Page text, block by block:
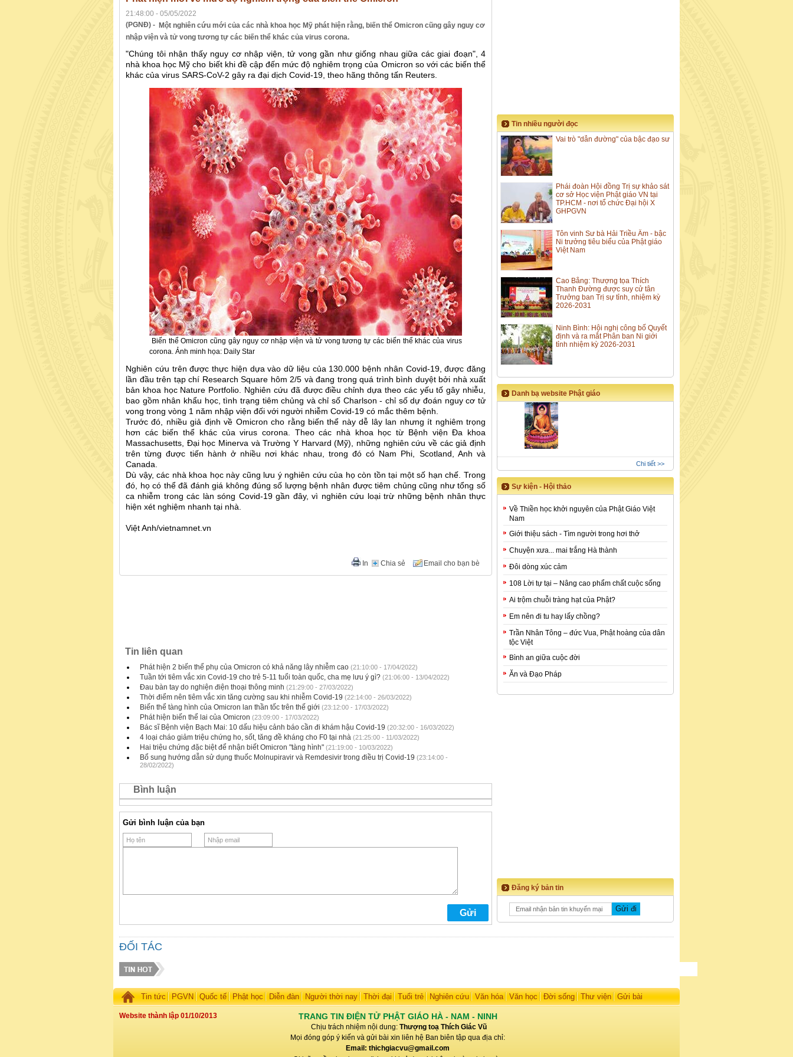
21:48:00 - 05/05/2022
(PGNĐ) - Một nghiên cứu mới của các nhà khoa học Mỹ phát hiện rằng, biến thể Omicron cũng gây nguy cơ
nhập viện và tử vong tương tự các biến thể khác của virus corona.
"Chúng tôi nhận thấy nguy cơ nhập viện, tử vong gần như giống nhau giữa các giai đoạn", 4
nhà khoa học Mỹ cho biết khi đề cập đến mức độ nghiêm trọng của Omicron so với các biến thể
khác của virus SARS-CoV-2 gây ra đại dịch Covid-19, theo hãng thông tấn Reuters.
Biến thể Omicron cũng gây nguy cơ nhập viện và tử vong tương tự các biến thể khác của virus
corona. Ảnh minh họa: Daily Star
Nghiên cứu trên được thực hiện dựa vào dữ liệu của 130.000 bệnh nhân Covid-19, được đăng
lần đầu trên tạp chí Research Square hôm 2/5 và đang trong quá trình bình duyệt bởi nhà xuất
bản khoa học Nature Portfolio. Nghiên cứu đã được điều chỉnh dựa theo các yếu tố gây nhiễu,
bao gồm nhân khẩu học, tình trạng tiêm chủng và chỉ số Charlson - chỉ số dự đoán nguy cơ tử
vong trong vòng 1 năm nhập viện đối với người nhiễm Covid-19 có mắc thêm bệnh.
Trước đó, nhiều giả định về Omicron cho rằng biến thể này dễ lây lan nhưng ít nghiêm trọng
hơn các biến thể khác của virus corona. Theo các nhà khoa học từ Bệnh viện Đa khoa
Massachusetts, Đại học Minerva và Trường Y Harvard (Mỹ), những nghiên cứu về các giả định
trên từng được tiến hành ở nhiều nơi khác nhau, trong đó có Nam Phi, Scotland, Anh và
Canada.
Dù vậy, các nhà khoa học này cũng lưu ý nghiên cứu của họ còn tồn tại một số hạn chế. Trong
đó, họ có thể đã đánh giá không đúng số lượng bệnh nhân được tiêm chủng cũng như tổng số
ca nhiễm trong các làn sóng Covid-19 gần đây, vì nghiên cứu loại trừ những bệnh nhân thực
hiện xét nghiệm nhanh tại nhà.
Việt Anh/vietnamnet.vn
Chia sẻ
In Email cho bạn bè
Tin liên quan
Phát hiện 2 biến thể phụ của Omicron có khả năng lây nhiễm cao (21:10:00 - 17/04/2022)
Tuần tới tiêm vắc xin Covid-19 cho trẻ 5-11 tuổi toàn quốc, cha mẹ lưu ý gì? (21:06:00 - 13/04/2022)
Đau bàn tay do nghiện điện thoại thông minh (21:29:00 - 27/03/2022)
Thời điểm nên tiêm vắc xin tăng cường sau khi nhiễm Covid-19 (22:14:00 - 26/03/2022)
Biến thể tàng hình của Omicron lan thần tốc trên thế giới (23:12:00 - 17/03/2022)
Phát hiện biến thể lai của Omicron (23:09:00 - 17/03/2022)
Bác sĩ Bệnh viện Bạch Mai: 10 dấu hiệu cảnh báo cần đi khám hậu Covid-19 (20:32:00 - 16/03/2022)
4 loại cháo giảm triệu chứng ho, sốt, tăng đề kháng cho F0 tại nhà (21:25:00 - 11/03/2022)
Hai triệu chứng đặc biệt để nhận biết Omicron "tàng hình" (21:19:00 - 10/03/2022)
Bổ sung hướng dẫn sử dụng thuốc Molnupiravir và Remdesivir trong điều trị Covid-19 (23:14:00 -
28/02/2022)
Bình luận
Gửi bình luận của bạn
Tin nhiều người đọc
Vai trò "dẫn đường" của bậc đạo sư
Phái đoàn Hội đồng Trị sự khảo sát
cơ sở Học viện Phật giáo VN tại
TP.HCM - nơi tổ chức Đại hội X
GHPGVN
Tôn vinh Sư bà Hải Triều Âm - bậc
Ni trưởng tiêu biểu của Phật giáo
Việt Nam
Cao Bằng: Thượng tọa Thích
Thanh Đường được suy cử tân
Trưởng ban Trị sự tỉnh, nhiệm kỳ
2026-2031
Ninh Bình: Hội nghị công bố Quyết
định và ra mắt Phân ban Ni giới
tỉnh nhiệm kỳ 2026-2031
Danh bạ website Phật giáo
Chi tiết >>
Sự kiện - Hội thảo
Về Thiền học khởi nguyên của Phật Giáo Việt
Nam
Giới thiệu sách - Tìm người trong hơi thở
Chuyện xưa... mai trắng Hà thành
Đôi dòng xúc cảm
108 Lời tự tại – Nâng cao phẩm chất cuộc sống
Ai trộm chuỗi tràng hạt của Phật?
Em nên đi tu hay lấy chồng?
Trần Nhân Tông – đức Vua, Phật hoàng của dân
tộc Việt
Bình an giữa cuộc đời
Ăn và Đạo Pháp
Đăng ký bản tin
ĐỐI TÁC
Tin tức PGVN Quốc tế Phật học Diễn đàn Người thời nay Thời đại Tuổi trẻ Nghiên cứu Văn hóa Văn học Đời sống Thư viện Gửi bài
Website thành lập 01/10/2013 TRANG TIN ĐIỆN TỬ PHẬT GIÁO HÀ - NAM - NINH
Chịu trách nhiệm nội dung: Thượng toạ Thích Giác Vũ
Mọi đóng góp ý kiến và gửi bài xin liên hệ Ban biên tập qua địa chỉ:
Email: thichgiacvu@gmail.com